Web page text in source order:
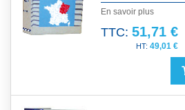
En savoir plus
TTC: 51,71 €
49,01 €